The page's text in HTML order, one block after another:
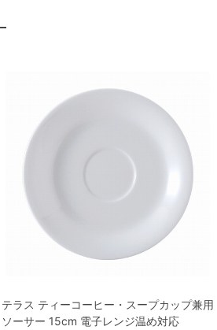
テラス ティーコーヒー・スープカップ兼用
ソーサー 15cm 電子レンジ温め対応